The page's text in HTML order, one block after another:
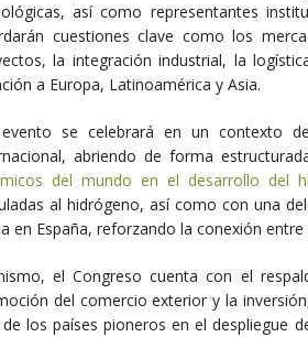
así como representantes
cuestiones clave como los
la integración industrial, la
a Europa, Latinoamérica y Asia.
se celebrará en un contexto
abriendo de forma
del mundo en el desarrollo del
al hidrógeno, así como con una
en España, reforzando la conexión
el Congreso cuenta con el
del comercio exterior y la
los países pioneros en el despliegue